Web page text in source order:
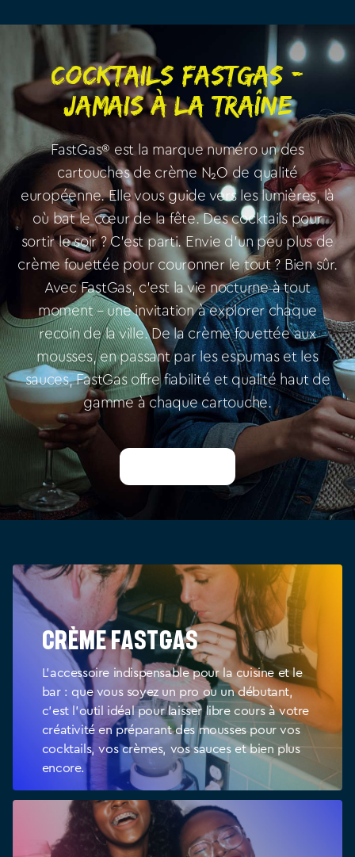
Cocktails FastGas -
Jamais à la traîne
FastGas® est la marque numéro un des
cartouches de crème N₂O de qualité
européenne. Elle vous guide vers les lumières, là
où bat le cœur de la fête. Des cocktails pour
sortir le soir ? C’est parti. Envie d’un peu plus de
crème fouettée pour couronner le tout ? Bien sûr.
Avec FastGas, c’est la vie nocturne à tout
moment – une invitation à explorer chaque
recoin de la ville. De la crème fouettée aux
mousses, en passant par les espumas et les
sauces, FastGas offre fiabilité et qualité haut de
gamme à chaque cartouche.
Crème FastGas
L'accessoire indispensable pour la cuisine et le
bar : que vous soyez un pro ou un débutant,
c'est l'outil idéal pour laisser libre cours à votre
créativité en préparant des mousses pour vos
cocktails, vos crèmes, vos sauces et bien plus
encore.